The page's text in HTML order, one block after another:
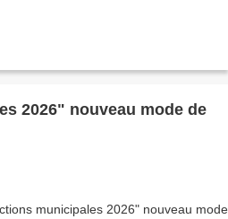
2026" nouveau mode de